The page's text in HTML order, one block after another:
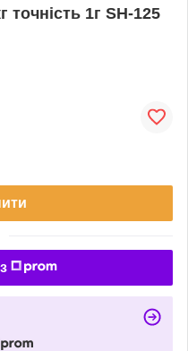
точність 1г SH-125